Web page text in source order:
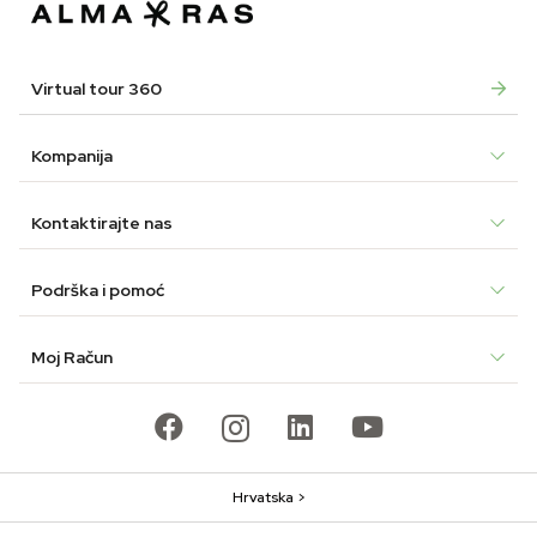
Virtual tour 360
Kompanija
Kontaktirajte nas
Podrška i pomoć
Moj Račun
Hrvatska >